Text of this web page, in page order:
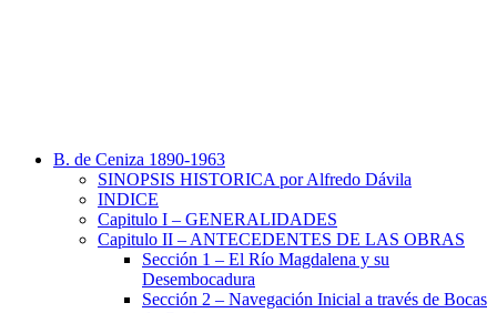
B. de Ceniza 1890-1963
SINOPSIS HISTORICA por Alfredo Dávila
INDICE
Capitulo I – GENERALIDADES
Capitulo II – ANTECEDENTES DE LAS OBRAS
Sección 1 – El Río Magdalena y su
Desembocadura
Sección 2 – Navegación Inicial a través de Bocas